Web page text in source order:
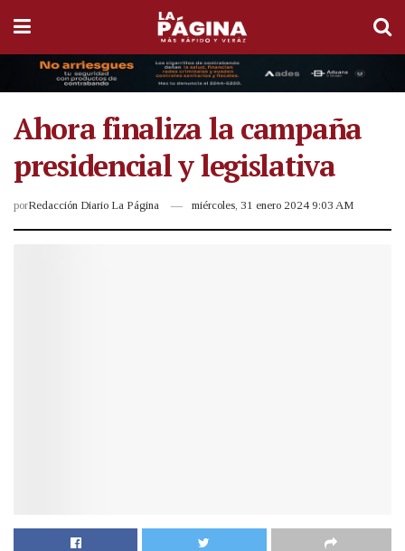
Ahora finaliza la campaña
presidencial y legislativa
porRedacción Diario La Página miércoles, 31 enero 2024 9:03 AM